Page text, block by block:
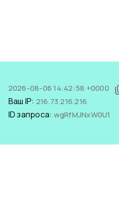
2026-08-06 14:42:58 +0000
Ваш IP: 216.73.216.216
ID запроса: wgRfMJNxW0U1